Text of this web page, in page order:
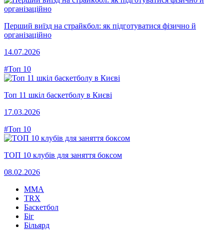
Перший виїзд на страйкбол: як підготуватися фізично й
організаційно
14.07.2026
#Топ 10
Топ 11 шкіл баскетболу в Києві
17.03.2026
#Топ 10
ТОП 10 клубів для заняття боксом
08.02.2026
MMA
TRX
Баскетбол
Біг
Більярд